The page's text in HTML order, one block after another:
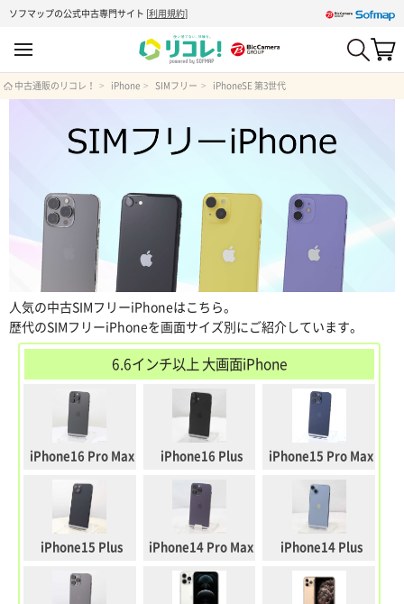
ソフマップの公式中古専門サイト [利用規約]
中古通販のリコレ！ iPhone SIMフリー iPhoneSE 第3世代
人気の中古SIMフリーiPhoneはこちら。
歴代のSIMフリーiPhoneを画面サイズ別にご紹介しています。
6.6インチ以上 大画面iPhone
iPhone16 Pro Max iPhone16 Plus iPhone15 Pro Max
iPhone15 Plus iPhone14 Pro Max iPhone14 Plus